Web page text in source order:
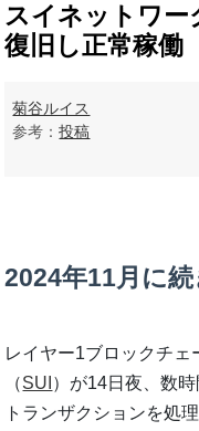
スイネットワー
復旧し正常稼働
菊谷ルイス
参考：投稿
2024年11月に続
レイヤー1ブロックチェ
（SUI ）が14日夜、数時
トランザクションを処